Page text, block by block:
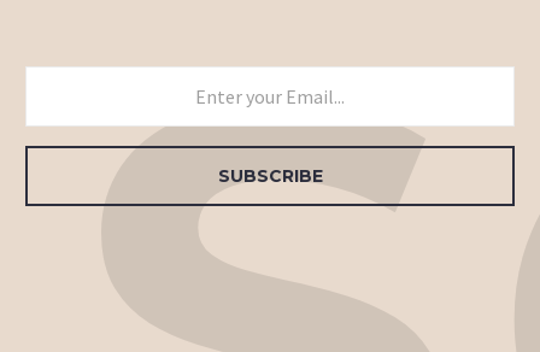
SUBSCRIBE